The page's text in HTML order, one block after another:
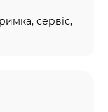
сервіс,